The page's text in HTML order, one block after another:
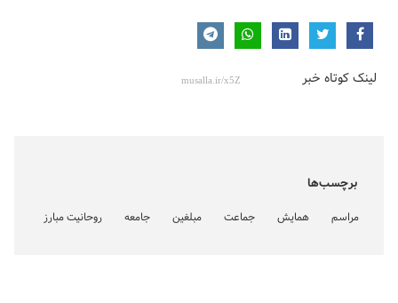
لینک کوتاه خبر
برچسب‌ها
مراسم همایش جماعت مبلغین جامعه روحانیت مبارز